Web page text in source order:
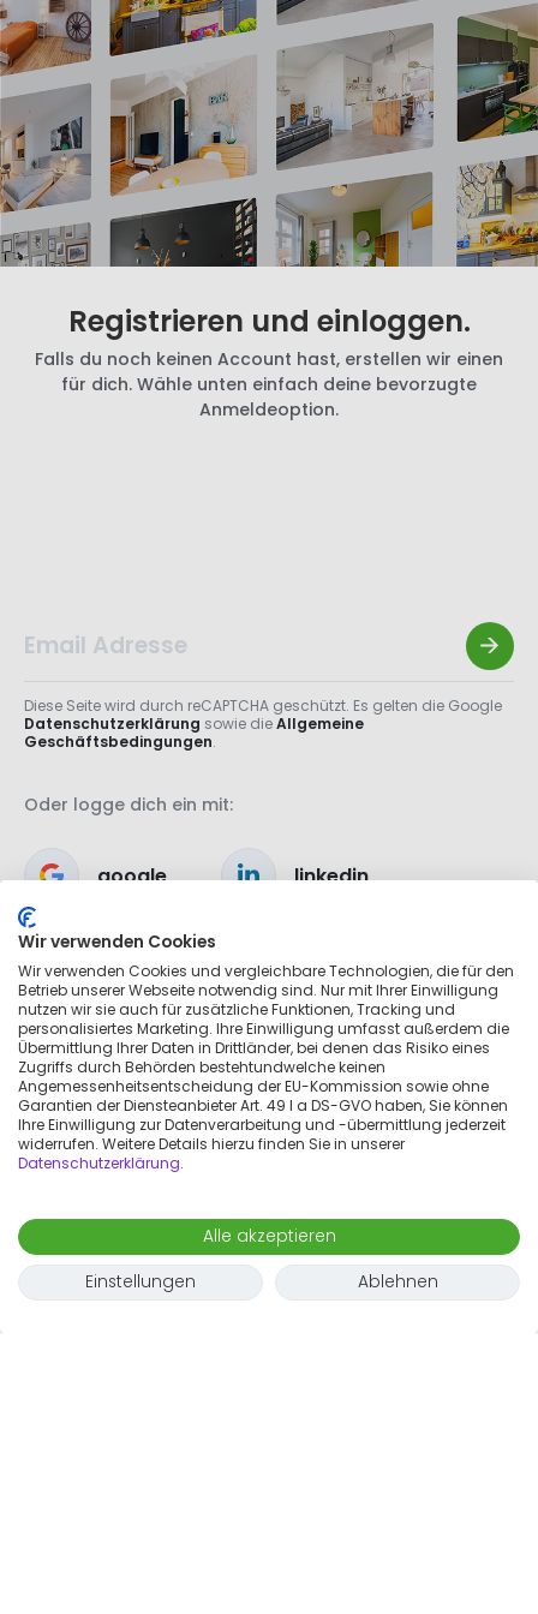
Registrieren und einloggen.
Falls du noch keinen Account hast, erstellen wir einen
für dich. Wähle unten einfach deine bevorzugte
Anmeldeoption.
Diese Seite wird durch reCAPTCHA geschützt. Es gelten die Google
Datenschutzerklärung sowie dieAllgemeine
Geschäftsbedingungen.
Oder logge dich ein mit:
google linkedin
apple
Wir verwenden Cookies
Wir verwenden Cookies und vergleichbare Technologien, die für den
Betrieb unserer Webseite notwendig sind. Nur mit Ihrer Einwilligung
nutzen wir sie auch für zusätzliche Funktionen, Tracking und
personalisiertes Marketing. Ihre Einwilligung umfasst außerdem die
Übermittlung Ihrer Daten in Drittländer, bei denen das Risiko eines
Zugriffs durch Behörden bestehtundwelche keinen
Angemessenheitsentscheidung der EU-Kommission sowie ohne
Garantien der Diensteanbieter Art. 49 I a DS-GVO haben, Sie können
Ihre Einwilligung zur Datenverarbeitung und -übermittlung jederzeit
widerrufen. Weitere Details hierzu finden Sie in unserer
Datenschutzerklärung.
Alle akzeptieren
Einstellungen
Ablehnen